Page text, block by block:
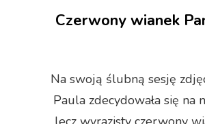
Czerwony wianek
Na swoją ślubną sesję
Paula zdecydowała się na